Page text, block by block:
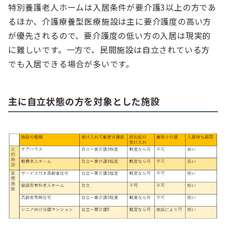
特別養護老人ホームは入居条件が要介護3以上の方であ
るほか、介護療養型医療施設は主に要介護度の高い方
が優先されるので、要介護度の低い方の入居は現実的
に難しいです。一方で、民間施設は自立されている方
でも入居できる場合が多いです。
主に自立状態の方を対象とした施設